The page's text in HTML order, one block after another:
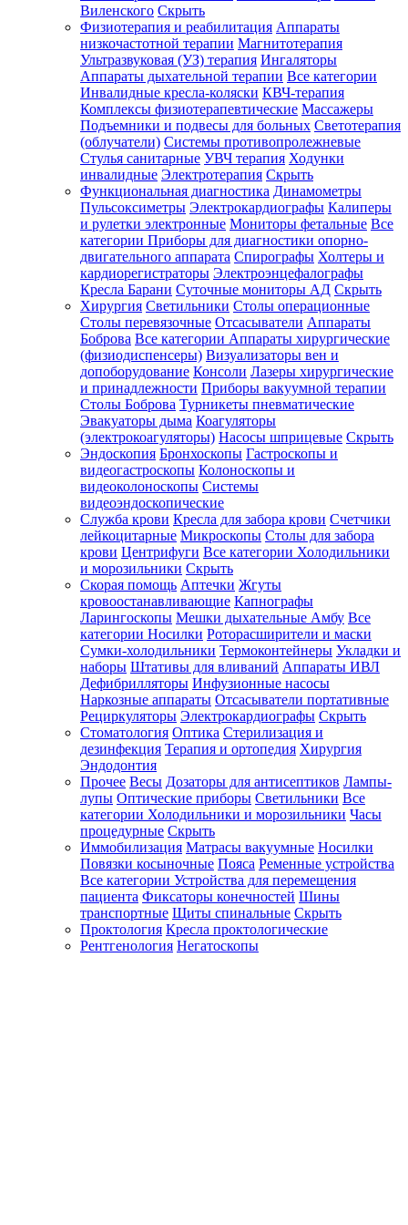
Виленского Скрыть
Физиотерапия и реабилитация Аппараты
низкочастотной терапии Магнитотерапия
Ультразвуковая (УЗ) терапия Ингаляторы
Аппараты дыхательной терапии Все категории
Инвалидные кресла-коляски КВЧ-терапия
Комплексы физиотерапевтические Массажеры
Подъемники и подвесы для больных Светотерапия
(облучатели) Системы противопролежневые
Стулья санитарные УВЧ терапия Ходунки
инвалидные Электротерапия Скрыть
Функциональная диагностика Динамометры
Пульсоксиметры Электрокардиографы Калиперы
и рулетки электронные Мониторы фетальные Все
категории Приборы для диагностики опорно-
двигательного аппарата Спирографы Холтеры и
кардиорегистраторы Электроэнцефалографы
Кресла Барани Суточные мониторы АД Скрыть
Хирургия Светильники Столы операционные
Столы перевязочные Отсасыватели Аппараты
Боброва Все категории Аппараты хирургические
(физиодиспенсеры) Визуализаторы вен и
допоборудование Консоли Лазеры хирургические
и принадлежности Приборы вакуумной терапии
Столы Боброва Турникеты пневматические
Эвакуаторы дыма Коагуляторы
(электрокоагуляторы) Насосы шприцевые Скрыть
Эндоскопия Бронхоскопы Гастроскопы и
видеогастроскопы Колоноскопы и
видеоколоноскопы Системы
видеоэндоскопические
Служба крови Кресла для забора крови Счетчики
лейкоцитарные Микроскопы Столы для забора
крови Центрифуги Все категории Холодильники
и морозильники Скрыть
Скорая помощь Аптечки Жгуты
кровоостанавливающие Капнографы
Ларингоскопы Мешки дыхательные Амбу Все
категории Носилки Роторасширители и маски
Сумки-холодильники Термоконтейнеры Укладки и
наборы Штативы для вливаний Аппараты ИВЛ
Дефибрилляторы Инфузионные насосы
Наркозные аппараты Отсасыватели портативные
Рециркуляторы Электрокардиографы Скрыть
Стоматология Оптика Стерилизация и
дезинфекция Терапия и ортопедия Хирургия
Эндодонтия
Прочее Весы Дозаторы для антисептиков Лампы-
лупы Оптические приборы Светильники Все
категории Холодильники и морозильники Часы
процедурные Скрыть
Иммобилизация Матрасы вакуумные Носилки
Повязки косыночные Пояса Ременные устройства
Все категории Устройства для перемещения
пациента Фиксаторы конечностей Шины
транспортные Щиты спинальные Скрыть
Проктология Кресла проктологические
Рентгенология Негатоскопы